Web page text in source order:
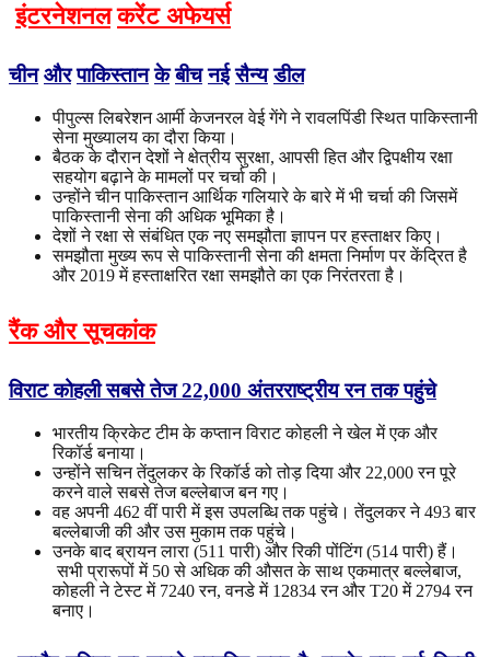
इंटरनेशनल करेंट अफेयर्स
चीन और पाकिस्तान के बीच नई सैन्य डील
पीपुल्स लिबरेशन आर्मी केजनरल वेई गेंगे ने रावलपिंडी स्थित पाकिस्तानी
सेना मुख्यालय का दौरा किया।
बैठक के दौरान देशों ने क्षेत्रीय सुरक्षा, आपसी हित और द्विपक्षीय रक्षा
सहयोग बढ़ाने के मामलों पर चर्चा की।
उन्होंने चीन पाकिस्तान आर्थिक गलियारे के बारे में भी चर्चा की जिसमें
पाकिस्तानी सेना की अधिक भूमिका है।
देशों ने रक्षा से संबंधित एक नए समझौता ज्ञापन पर हस्ताक्षर किए।
समझौता मुख्य रूप से पाकिस्तानी सेना की क्षमता निर्माण पर केंद्रित है
और 2019 में हस्ताक्षरित रक्षा समझौते का एक निरंतरता है।
रैंक और सूचकांक
विराट कोहली सबसे तेज22,000 अंतरराष्ट्रीय रन तक पहुंचे
भारतीय क्रिकेट टीम के कप्तान विराट कोहली ने खेल में एक और
रिकॉर्ड बनाया।
उन्होंने सचिन तेंदुलकर के रिकॉर्ड को तोड़ दिया और 22,000 रन पूरे
करने वाले सबसे तेज बल्लेबाज बन गए।
वह अपनी 462 वीं पारी में इस उपलब्धि तक पहुंचे। तेंदुलकर ने 493 बार
बल्लेबाजी की और उस मुकाम तक पहुंचे।
उनके बाद ब्रायन लारा (511 पारी) और रिकी पोंटिंग (514 पारी) हैं।
सभी प्रारूपों में 50 से अधिक की औसत के साथ एकमात्र बल्लेबाज,
कोहली ने टेस्ट में 7240 रन, वनडे में 12834 रन और T20 में 2794 रन
बनाए।